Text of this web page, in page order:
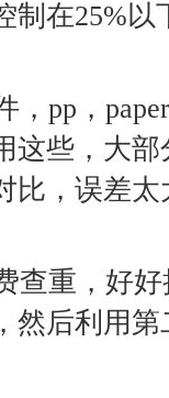
制在25%
，pp，
这些，大
比，误差
查重，好
然后利用